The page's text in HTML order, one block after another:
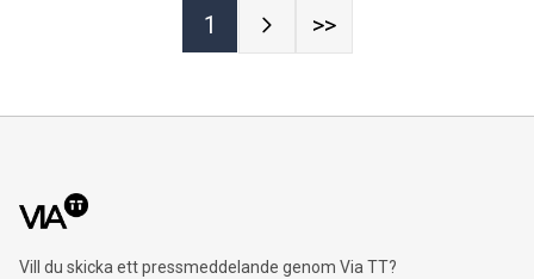
1 >>
Vill du skicka ett pressmeddelande genom Via TT?